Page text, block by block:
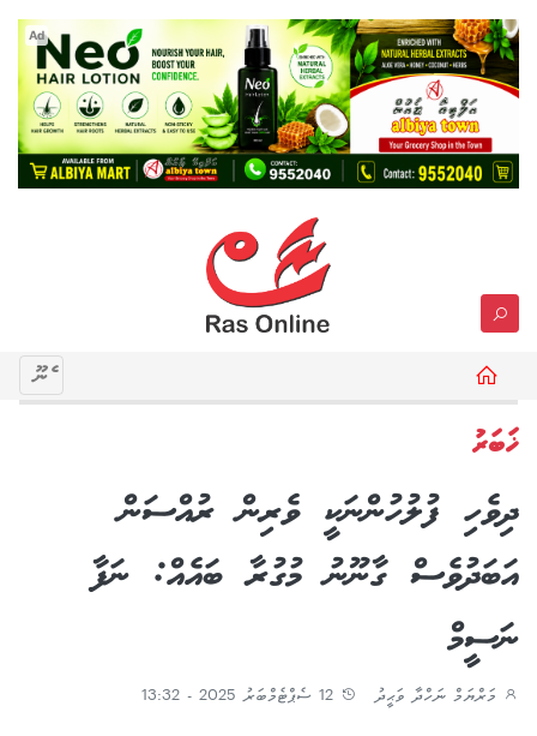
Ad
މެނޫ
ޚަބަރު
ދިވެހި ފުލުހުންނަކީ ވެރިން ރުއްސަން
އަބަދުވެސް ގާނޫނު މުގުރާ ބައެއް: ނަފާ
ނަސީމް
މަރްޔަމް ނަހްދާ ވަޙީދު